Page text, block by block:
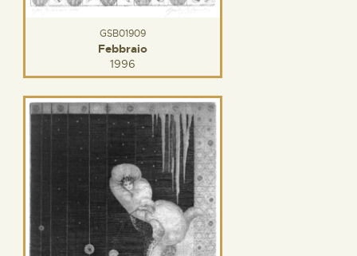
GSB01909
Febbraio
1996